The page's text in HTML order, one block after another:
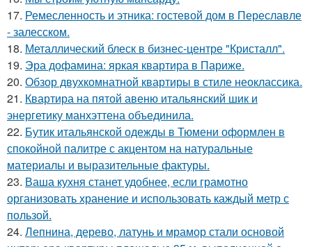
17. Ремесленность и этника: гостевой дом в Переславле
- залесском.
18. Металлический блеск в бизнес-центре "Кристалл".
19. Эра дофамина: яркая квартира в Париже.
20. Обзор двухкомнатной квартиры в стиле неоклассика.
21. Квартира на пятой авеню итальянский шик и
энергетику манхэттена объединила.
22. Бутик итальянской одежды в Тюмени оформлен в
спокойной палитре с акцентом на натуральные
материалы и выразительные фактуры.
23. Ваша кухня станет удобнее, если грамотно
организовать хранение и использовать каждый метр с
пользой.
24. Лепнина, дерево, латунь и мрамор стали основой